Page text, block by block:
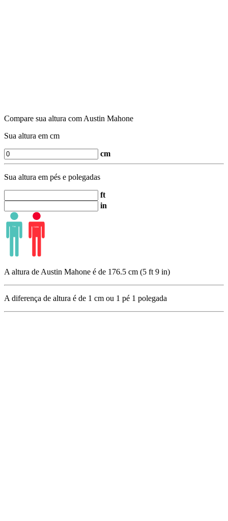
Compare sua altura com Austin Mahone
Sua altura em cm
cm
Sua altura em pés e polegadas
ft
in
A altura de Austin Mahone é de 176.5 cm (5 ft 9 in)
A diferença de altura é de 1 cm ou 1 pé 1 polegada